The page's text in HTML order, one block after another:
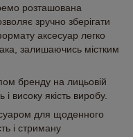
розташована
зручно зберігати
аксесуар легко
залишаючись містким
бренду на лицьовій
високу якість виробу.
для щоденного
і стриману